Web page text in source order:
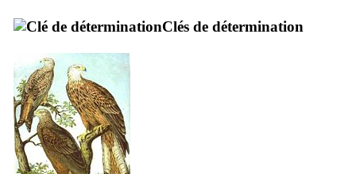
Clés de détermination